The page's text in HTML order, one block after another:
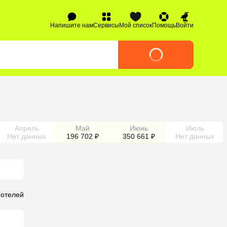
Напишите намСервисыМой списокПомощьВойти
Апрель
Нет данных
Май
196 702 ₽
Июнь
350 661 ₽
Июль
Нет данных